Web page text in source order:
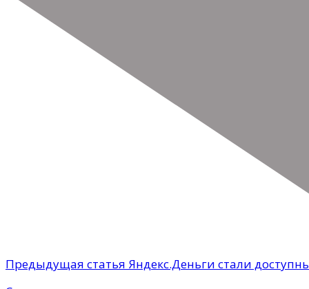
Предыдущая статья Яндекс.Деньги стали